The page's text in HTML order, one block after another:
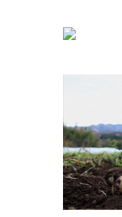
大地と食、暮し